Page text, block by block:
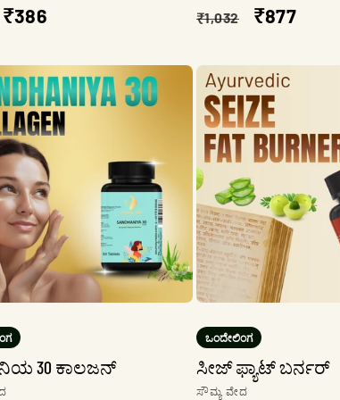
ಮಾರಾಟ
₹386
ನಿಯಮಿತ
₹1,032
ಮಾರಾಟ
₹877
30 ಕಾಲಜನ್
ಒಂದೇಲಿಂಗ
ಸೀಜ್ ಫ್ಯಾಟ್ ಬರ್ನರ್
ಮಾರಾಟಗಾರ:
ಸೌಮ್ಯ ವೇದ